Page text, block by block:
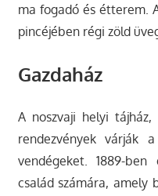
ma fogadó és étterem.
pincéjében régi zöld
Gazdaház
A noszvaji helyi
rendezvények várják
vendégeket. 1889-
család számára, amely